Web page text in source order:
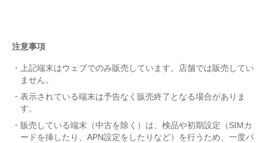
注意事項
上記端末はウェブでのみ販売しています。店舗では販売してい
ません。
表示されている端末は予告なく販売終了となる場合がありま
す。
販売している端末（中古を除く）は、検品や初期設定（SIMカ
ードを挿したり、APN設定をしたりなど）を行うため、一度パ